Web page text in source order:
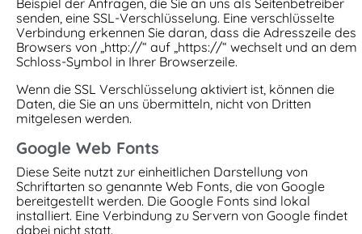
senden, eine SSL-Verschlüsselung. Eine verschlüsselte
Verbindung erkennen Sie daran, dass die Adresszeile des
Browsers von „http://“ auf „https://“ wechselt und an dem
Schloss-Symbol in Ihrer Browserzeile.
Wenn die SSL Verschlüsselung aktiviert ist, können die
Daten, die Sie an uns übermitteln, nicht von Dritten
mitgelesen werden.
Google Web Fonts
Diese Seite nutzt zur einheitlichen Darstellung von
Schriftarten so genannte Web Fonts, die von Google
bereitgestellt werden. Die Google Fonts sind lokal
installiert. Eine Verbindung zu Servern von Google findet
dabei nicht statt.